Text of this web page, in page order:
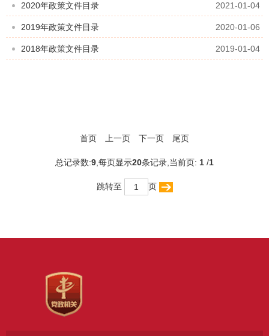
2020年政策文件目录 2021-01-04
2019年政策文件目录 2020-01-06
2018年政策文件目录 2019-01-04
首页 上一页 下一页 尾页
总记录数:9 ,每页显示20条记录,当前页: 1 /1
跳转至 页